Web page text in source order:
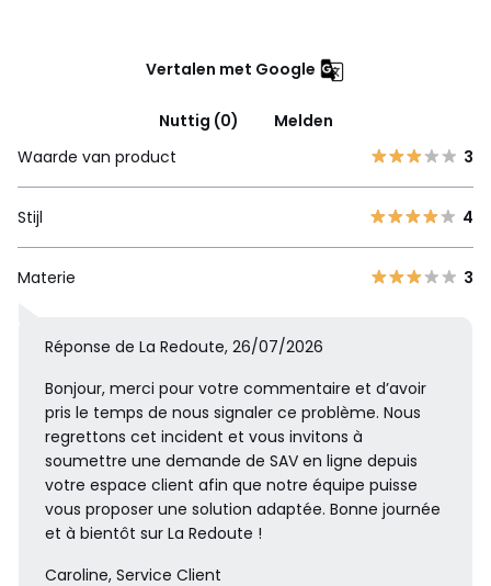
Vertalen met Google
Nuttig (0)
Melden
Waarde van product
3
Stijl 4
Materie 3
Réponse de La Redoute, 26/07/2026
Bonjour, merci pour votre commentaire et d’avoir
pris le temps de nous signaler ce problème. Nous
regrettons cet incident et vous invitons à
soumettre une demande de SAV en ligne depuis
votre espace client afin que notre équipe puisse
vous proposer une solution adaptée. Bonne journée
et à bientôt sur La Redoute !
Caroline, Service Client